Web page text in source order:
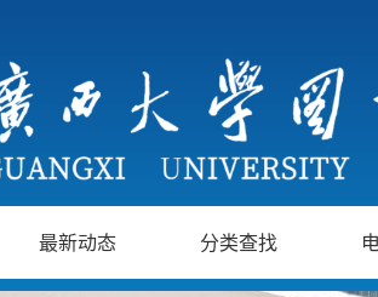
最新动态 分类查找